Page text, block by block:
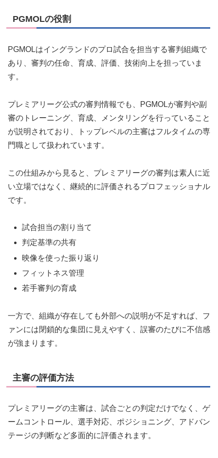
PGMOLの役割
PGMOLはイングランドのプロ試合を担当する審判組織で
あり、審判の任命、育成、評価、技術向上を担っていま
す。
プレミアリーグ公式の審判情報でも、PGMOLが審判や副
審のトレーニング、育成、メンタリングを行っていること
が説明されており、トップレベルの主審はフルタイムの専
門職として扱われています。
この仕組みから見ると、プレミアリーグの審判は素人に近
い立場ではなく、継続的に評価されるプロフェッショナル
です。
試合担当の割り当て
判定基準の共有
映像を使った振り返り
フィットネス管理
若手審判の育成
一方で、組織が存在しても外部への説明が不足すれば、フ
ァンには閉鎖的な集団に見えやすく、誤審のたびに不信感
が強まります。
主審の評価方法
プレミアリーグの主審は、試合ごとの判定だけでなく、ゲ
ームコントロール、選手対応、ポジショニング、アドバン
テージの判断など多面的に評価されます。